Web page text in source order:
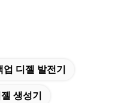
디젤 발전기
생성기